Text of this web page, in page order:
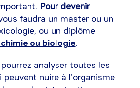
Pour devenir
faudra un master ou un
ou un diplôme
chimie ou biologie.
analyser toutes les
nuire à l’organisme